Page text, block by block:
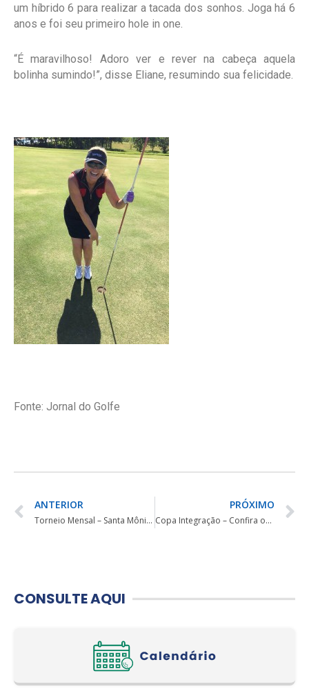
um híbrido 6 para realizar a tacada dos sonhos. Joga há 6
anos e foi seu primeiro hole in one.
“É maravilhoso! Adoro ver e rever na cabeça aquela
bolinha sumindo!”, disse Eliane, resumindo sua felicidade.
Fonte: Jornal do Golfe
ANTERIOR
Torneio Mensal – Santa Mônica Clube de Campo
PRÓXIMO
Copa Integração – Confira os horários de saída
CONSULTE AQUI